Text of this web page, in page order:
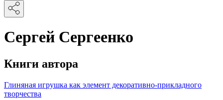
Сергей Сергеенко
Книги автора
Глиняная игрушка как элемент декоративно-прикладного
творчества